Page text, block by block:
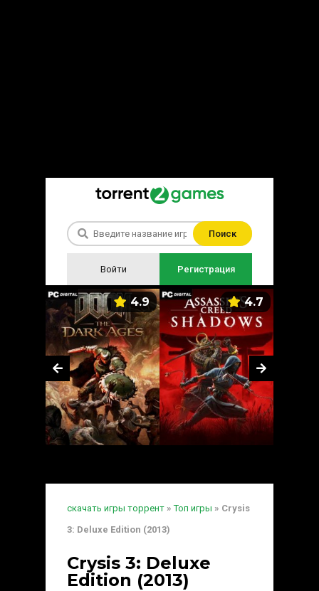
Поиск
Войти Регистрация
4.9 4.7
скачать игры торрент »Топ игры » Crysis
3: Deluxe Edition (2013)
Crysis 3: Deluxe
Edition (2013)